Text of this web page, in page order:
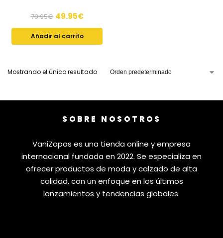
79.95€ 49.95€
Añadir al carrito
Mostrando el único resultado
SOBRE NOSOTROS
VaniZapas es una tienda online y empresa
internacional fundada en 2022. Se especializa en
ofrecer productos de moda y calzado de alta
calidad, con un enfoque en los últimos
lanzamientos y tendencias globales.